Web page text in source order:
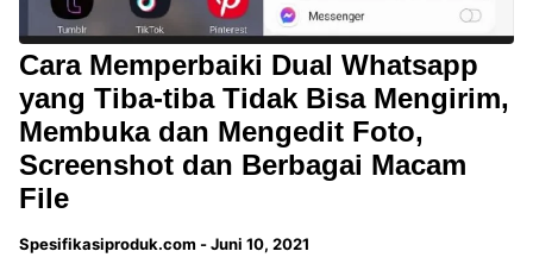
Cara Memperbaiki Dual Whatsapp
yang Tiba-tiba Tidak Bisa Mengirim,
Membuka dan Mengedit Foto,
Screenshot dan Berbagai Macam
File
Spesifikasiproduk.com -Juni 10, 2021